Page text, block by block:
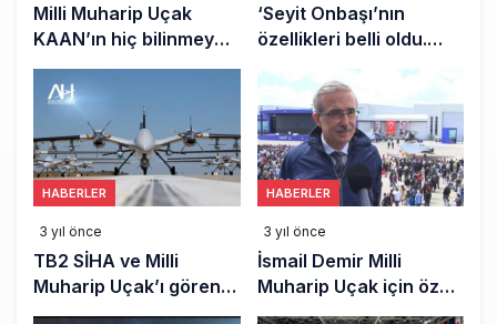
Milli Muharip Uçak
KAAN’ın hiç bilinmeyen
özelliği ortaya çıktı!
‘Seyit Onbaşı’nın
özellikleri belli oldu.
Milli Muharip Uçak’ta
kullanılacak
HABERLER
3 yıl önce
TB2 SİHA ve Milli
Muharip Uçak’ı gören
Avrupa ülkesi
HABERLER
3 yıl önce
İsmail Demir Milli
Muharip Uçak için özel
açıklamalarda bulundu